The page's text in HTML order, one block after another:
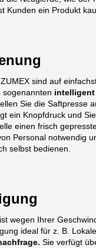
Kunden ein Produkt
sind auf
sogenannten intelligent
Sie die Saftpresse
ein Knopfdruck und
einen frisch
Personal notwendig
selbst bedienen.
ist wegen Ihrer
ideal für z. B.
Sie verfügt